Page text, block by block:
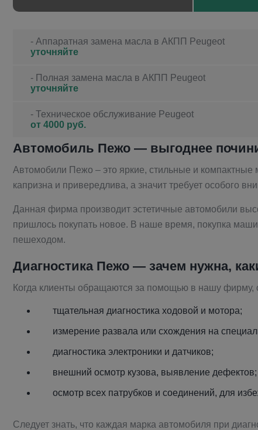
- Аппаратная замена масла в АКПП Peugeot
уточняйте
- Полная замена масла в АКПП Peugeot
уточняйте
- Техническое обслуживание Peugeot
от 4000 руб.
Автомобиль Пежо — выгоднее
Автомобили Пежо – это яркие, стильные и
капризна и привередлива, а значит требует особого
Данная фирма производит эстетичные автомобили
пришлось покупать новое. В наше время, покупка
пешеходом.
Диагностика Пежо — зачем нужна,
Когда клиенты обращаются за помощью в нашу фирму,
тщательная диагностика ходовой и мотора;
измерение развала или схождения на
диагностика электроники и датчиков;
внешний осмотр кузова, выявление дефектов;
осмотр всех патрубков и соединений, для
Следует знать, что каждая марка автомобиля при